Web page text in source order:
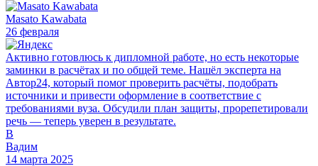
Masato Kawabata
26 февраля
Активно готовлюсь к дипломной работе, но есть некоторые
заминки в расчётах и по общей теме. Нашёл эксперта на
Автор24, который помог проверить расчёты, подобрать
источники и привести оформление в соответствие с
требованиями вуза. Обсудили план защиты, прорепетировали
речь — теперь уверен в результате.
В
Вадим
14 марта 2025